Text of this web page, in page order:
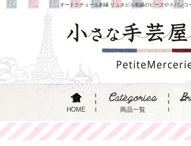
オートクチュール刺繍 リュネビル刺繍のビーズやスパンコ
HOME 商品一覧